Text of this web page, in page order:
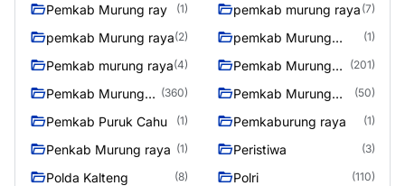
Pemkab Murung ray (1) pemkab murung raya (7)
pemkab Murung raya(2)
pemkab Murung
(1)
Pemkab murung raya(4)
Pemkab Murung
(201)
Pemkab Murung
(360)
Pemkab Murung
(50)
Pemkab Puruk Cahu (1) Pemkaburung raya (1)
Penkab Murung raya (1) Peristiwa (3)
Polda Kalteng (8) Polri (110)